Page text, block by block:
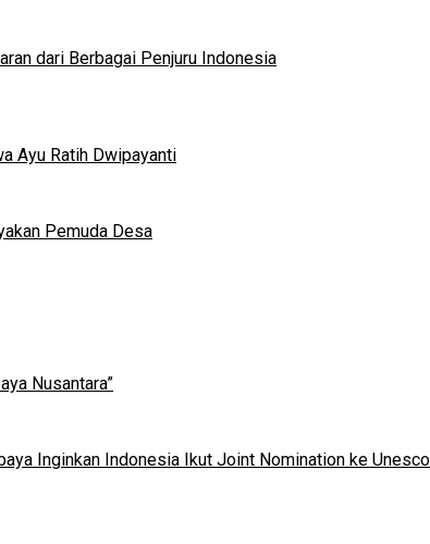
dari Berbagai Penjuru Indonesia
Ayu Ratih Dwipayanti
Pemuda Desa
Nusantara”
Inginkan Indonesia Ikut Joint Nomination ke Unesco